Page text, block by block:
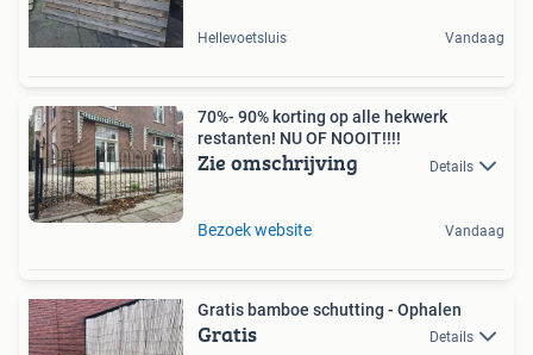
Hellevoetsluis Vandaag
70%- 90% korting op alle hekwerk
restanten! NU OF NOOIT!!!!
Zie omschrijving Details
Bezoek website Vandaag
Gratis bamboe schutting - Ophalen
Gratis Details